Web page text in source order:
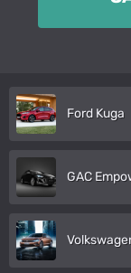
Ford Kuga
GAC